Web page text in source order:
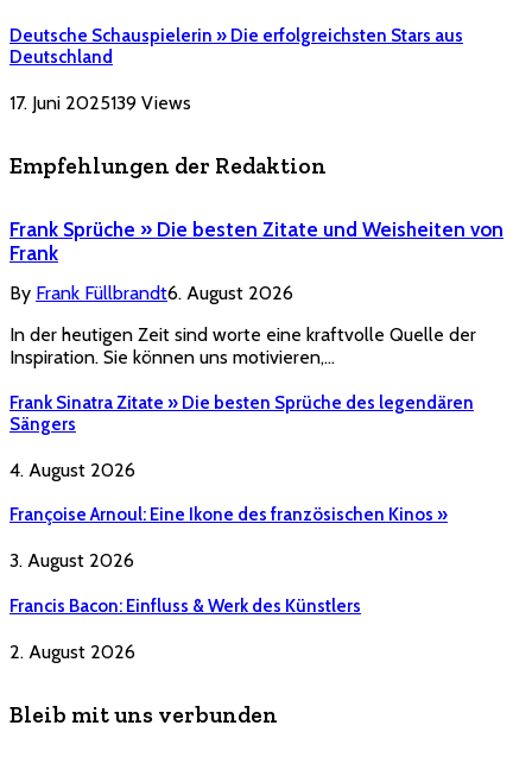
Deutsche Schauspielerin » Die erfolgreichsten Stars aus
Deutschland
17. Juni 2025139 Views
Empfehlungen der Redaktion
Frank Sprüche » Die besten Zitate und Weisheiten von
Frank
By Frank Füllbrandt6. August 2026
In der heutigen Zeit sind worte eine kraftvolle Quelle der
Inspiration. Sie können uns motivieren,…
Frank Sinatra Zitate » Die besten Sprüche des legendären
Sängers
4. August 2026
Françoise Arnoul: Eine Ikone des französischen Kinos »
3. August 2026
Francis Bacon: Einfluss & Werk des Künstlers
2. August 2026
Bleib mit uns verbunden